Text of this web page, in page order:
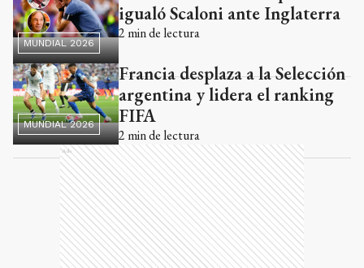
MUNDIAL 2026
igualó Scaloni ante Inglaterra
2 min de lectura
MUNDIAL 2026
Francia desplaza a la Selección
argentina y lidera el ranking
FIFA
2 min de lectura
Ads